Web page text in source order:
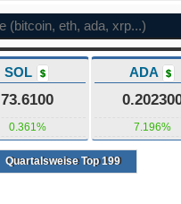
SOL $
73.6100
0.361%
ADA $
7.196%
Quartalsweise Top 199